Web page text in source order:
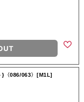
}〈086/063〉[M1L]